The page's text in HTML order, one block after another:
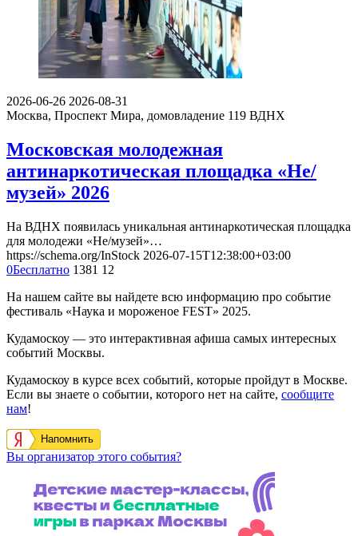
2026-06-26 2026-08-31
Москва, Проспект Мира, домовладение 119 ВДНХ
Московская молодежная
антинаркотическая площадка «Не/
музей» 2026
На ВДНХ появилась уникальная антинаркотическая площадка
для молодежи «Не/музей»…
https://schema.org/InStock 2026-07-15T12:38:00+03:00
0Бесплатно 1381 12
На нашем сайте вы найдете всю информацию про событие
фестиваль «Наука и мороженое FEST» 2025.
Кудамоскоу — это интерактивная афиша самых интересных
событий Москвы.
Кудамоскоу в курсе всех событий, которые пройдут в Москве.
Если вы знаете о событии, которого нет на сайте, сообщите
нам!
Напомнить
Вы организатор этого события?